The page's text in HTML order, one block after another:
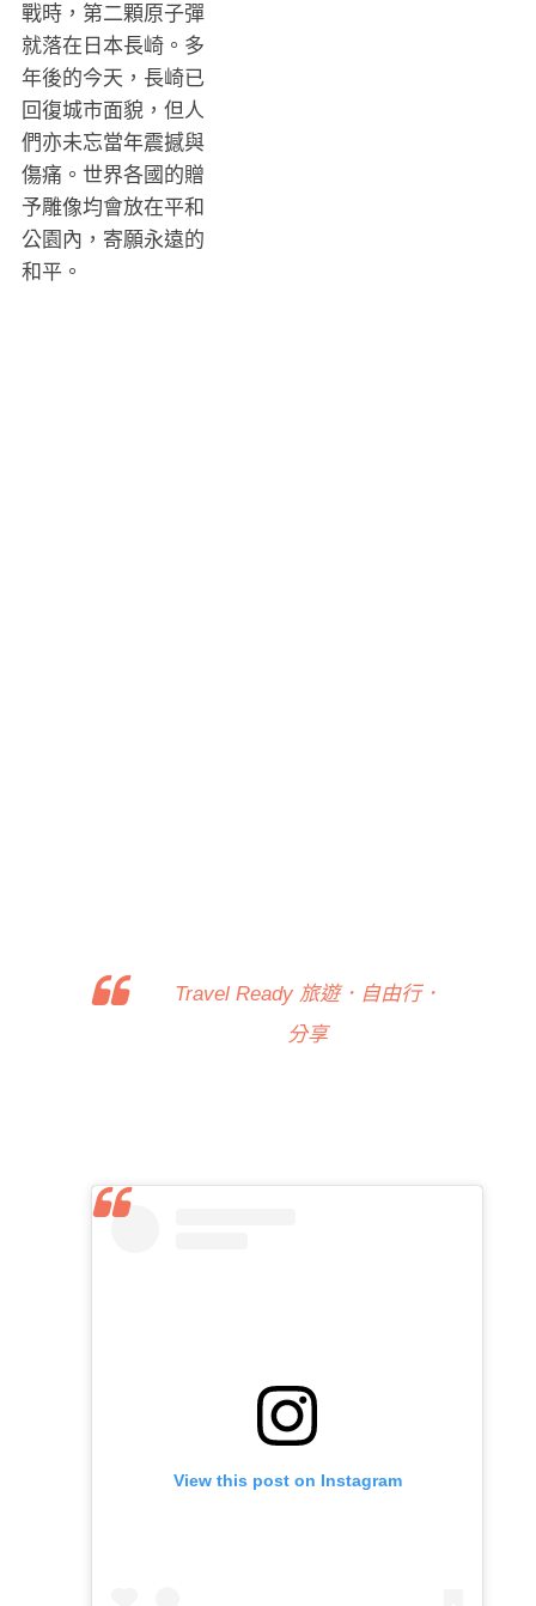
戰時，第二顆原子彈
就落在日本長崎。多
年後的今天，長崎已
回復城市面貌，但人
們亦未忘當年震撼與
傷痛。世界各國的贈
予雕像均會放在平和
公園內，寄願永遠的
和平。
Travel Ready 旅遊．自由行．
分享
View this post on Instagram